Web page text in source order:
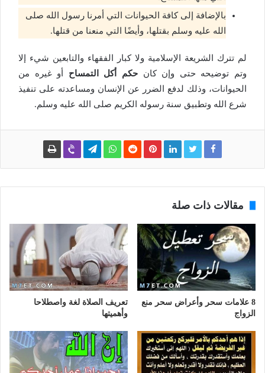
بالإضافة إلى كافة الحيوانات التي أمرنا رسول الله صلى
الله عليه وسلم بقتلها، وأيضًا التي منعنا من قتلها.
لم تترك الشريعة الإسلامية ولا كبار الفقهاء والتابعين شيء إلا
وتم توضيحه حتى وإن كان حكم أكل التمساح أو غيره من
الحيوانات، وذلك لدفع الضرر عن الإنسان ومساعدته على تنفيذ
شرع الله وتطبيق سنة رسوله الكريم صلى الله عليه وسلم.
مقالات ذات صلة
8 علامات سحر وأعراض سحر منع
الزواج
تعريف الصلاة لغة واصطلاحا
وأهميتها